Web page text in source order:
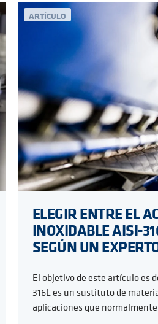
ARTÍCULO
ELEGIR ENTRE EL
INOXIDABLE AISI-
SEGÚN UN
El objetivo de este artículo es
316L es un sustituto de
aplicaciones que